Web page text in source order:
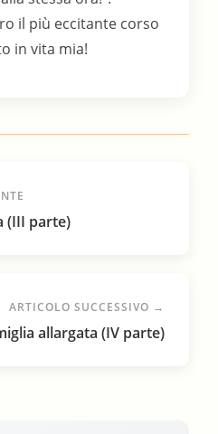
(III parte)
ARTICOLO SUCCESSIVO →
allargata (IV parte)